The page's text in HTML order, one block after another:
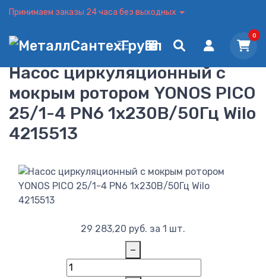
Принимаем заказы 24 часа без выходных
0
Насос циркуляционный с
мокрым ротором YONOS PICO
25/1-4 PN6 1х230В/50Гц Wilo
4215513
29 283,20 руб. за 1 шт.
−